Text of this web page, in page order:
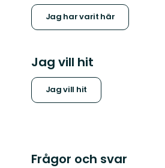
Jag har varit här
Jag vill hit
Jag vill hit
Frågor och svar